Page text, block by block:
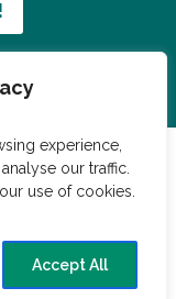
experience,
our traffic.
use of cookies.
Accept All
vil dele?
nem mad!
Buffet Dessert